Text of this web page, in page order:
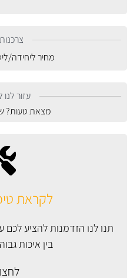
לקראת
תנו לנו הזדמנות להציע
בין איכות
מחיר ליחידה/
עזור
מצאת טעות?